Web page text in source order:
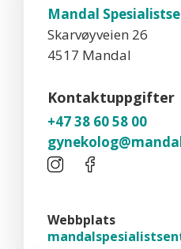
Mandal
Skarvøyveien 26
4517 Mandal
Kontaktuppgifter
+47 38 60 58 00
Webbplats